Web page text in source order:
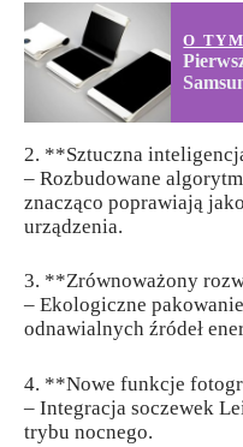
O
2. **Sztuczna
– Rozbudowane
znacząco poprawiają
urządzenia.
3. **Zrównoważony
– Ekologiczne
odnawialnych źródeł
4. **Nowe funkcje
– Integracja soczewek
trybu nocnego.